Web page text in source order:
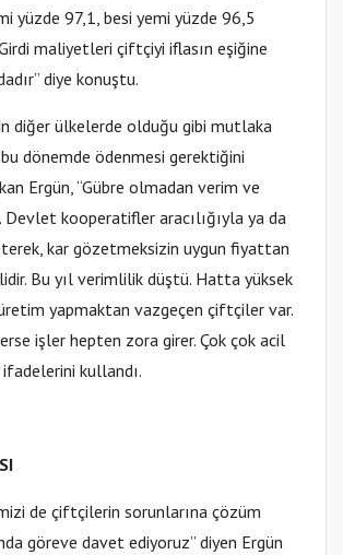
yüzde 97,1, besi yemi yüzde 96,5
maliyetleri çiftçiyi iflasın eşiğine
diye konuştu.
diğer ülkelerde olduğu gibi mutlaka
dönemde ödenmesi gerektiğini
Ergün, “Gübre olmadan verim ve
kooperatifler aracılığıyla ya da
kar gözetmeksizin uygun fiyattan
Bu yıl verimlilik düştü. Hatta yüksek
yapmaktan vazgeçen çiftçiler var.
işler hepten zora girer. Çok çok acil
kullandı.
de çiftçilerin sorunlarına çözüm
göreve davet ediyoruz” diyen Ergün